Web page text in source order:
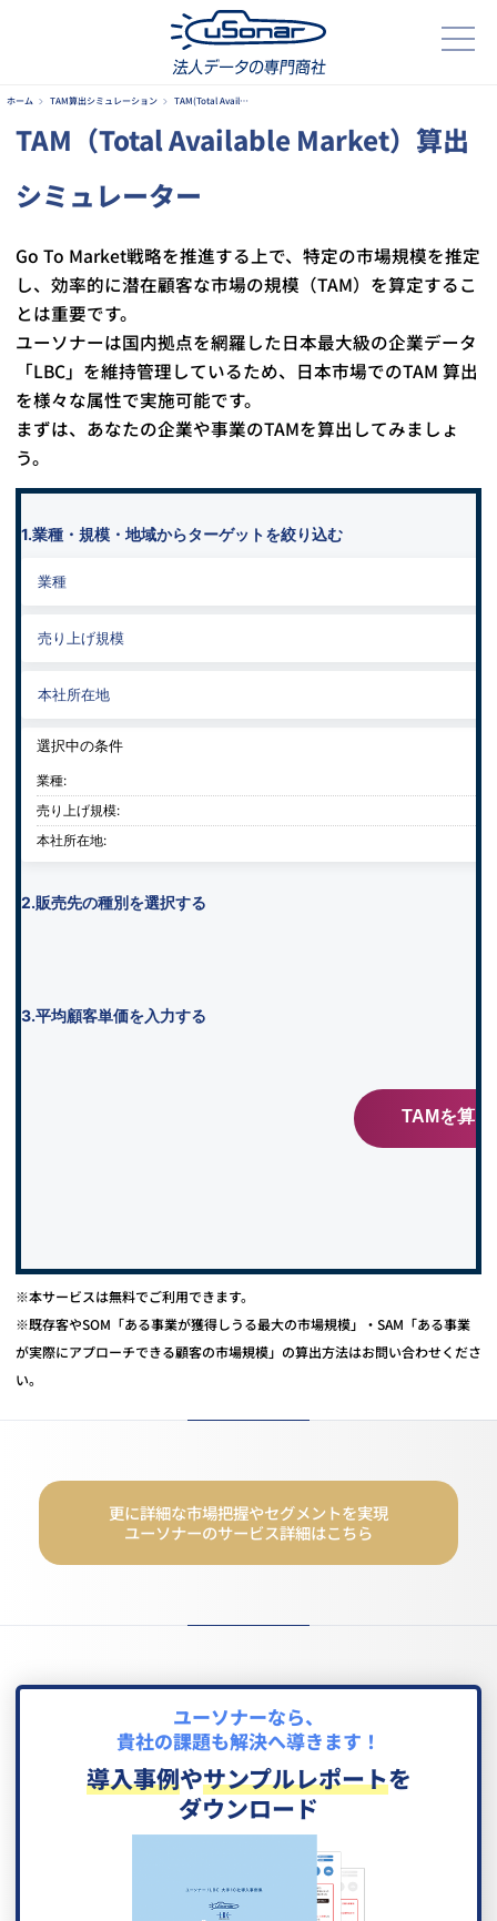
ホーム TAM算出シミュレーション TAM(Total Avail…
TAM（Total Available Market）算出
シミュレーター
Go To Market戦略を推進する上で、特定の市場規模を推定
し、効率的に潜在顧客な市場の規模（TAM）を算定するこ
とは重要です。
ユーソナーは国内拠点を網羅した日本最大級の企業データ
「LBC」を維持管理しているため、日本市場でのTAM 算出
を様々な属性で実施可能です。
まずは、あなたの企業や事業のTAMを算出してみましょ
う。
※本サービスは無料でご利用できます。
※既存客やSOM「ある事業が獲得しうる最大の市場規模」・SAM「ある事業
が実際にアプローチできる顧客の市場規模」の算出方法はお問い合わせくださ
い。
更に詳細な市場把握やセグメントを実現
ユーソナーのサービス詳細はこちら
ユーソナーなら、
貴社の課題も解決へ導きます！
導入事例やサンプルレポートを
ダウンロード